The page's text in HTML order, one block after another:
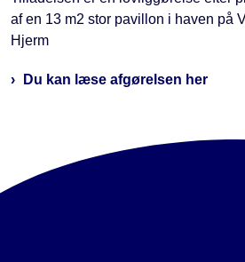
af en 13 m2 stor pavillon i haven på
Hjerm
Du kan læse afgørelsen her